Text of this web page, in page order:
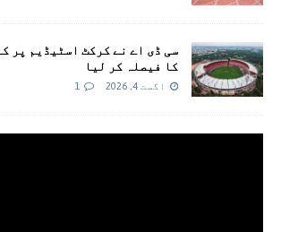
سی ڈی اے نے کرکٹ اسٹیڈیم پر
کا فیصلہ کر لیا
اگست 4, 2026 1